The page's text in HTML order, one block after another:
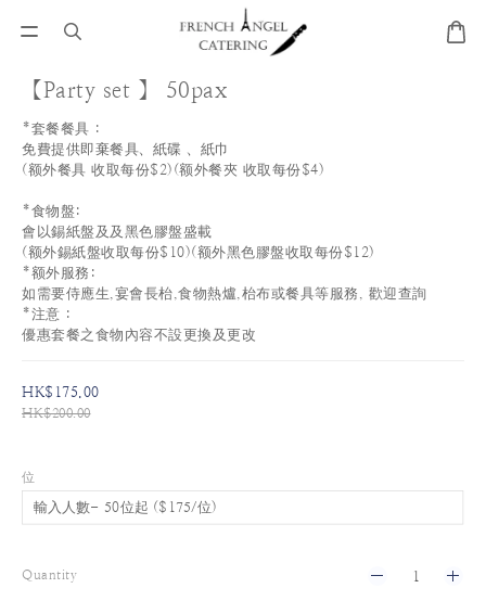
【Party set 】 50pax
*套餐餐具 :
免費提供即棄餐具、紙碟 、紙巾
(额外餐具 收取每份$2)(额外餐夾 收取每份$4)
*食物盤:
會以錫紙盤及及黑色膠盤盛載
(额外錫紙盤收取每份$10)(额外黑色膠盤收取每份$12)
*额外服務:
如需要侍應生,宴會長枱,食物熱爐,枱布或餐具等服務, 歡迎查詢
*注意 :
優惠套餐之食物內容不設更換及更改
HK$175.00
HK$200.00
位
Quantity